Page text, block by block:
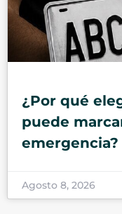
¿Por qué
puede
emergencia?
Agosto 8, 2026